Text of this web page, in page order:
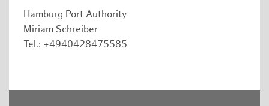
Hamburg Port Authority
Miriam Schreiber
Tel.: +4940428475585